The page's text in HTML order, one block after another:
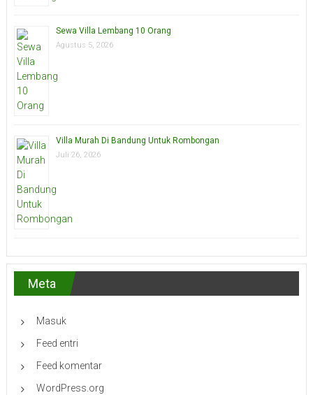
Sewa Villa Lembang 10 Orang
Agustus 5, 2026
Villa Murah Di Bandung Untuk Rombongan
Juli 26, 2026
Meta
Masuk
Feed entri
Feed komentar
WordPress.org